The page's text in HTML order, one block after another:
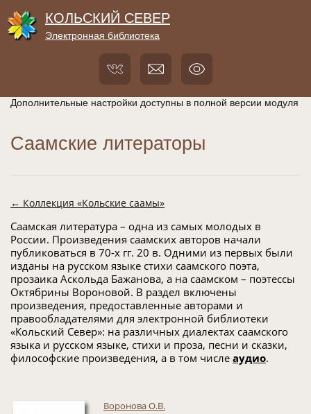
КОЛЬСКИЙ СЕВЕР
Электронная библиотека
Дополнительные настройки доступны в полной версии модуля
Саамские литераторы
← Коллекция «Кольские саамы»
Саамская литература – одна из самых молодых в
России. Произведения саамских авторов начали
публиковаться в 70-х гг. 20 в. Одними из первых были
изданы на русском языке стихи саамского поэта,
прозаика Аскольда Бажанова, а на саамском – поэтессы
Октябрины Вороновой. В раздел включены
произведения, предоставленные авторами и
правообладателями для электронной библиотеки
«Кольский Север»: на различных диалектах саамского
языка и русском языке, стихи и проза, песни и сказки,
философские произведения, а в том числе аудио.
Воронова О.В.